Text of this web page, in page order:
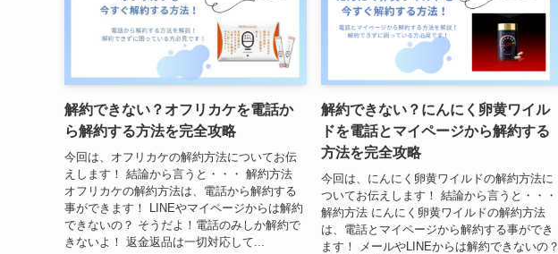
解約できない？オフリカケを電話か
ら解約する方法を完全攻略
今回は、オフリカケの解約方法についてお伝
えします！ 結論から言うと・・・ 解約方法
オフリカケの解約方法は、電話から解約する
事ができます！ LINEやマイページからは解約
できないの？ そうだよ！電話のみしか解約で
きないよ！ 返金返品は一切対応して...
解約できない？にんにく卵黄ワイル
ドを電話とマイページから解約する
方法を完全攻略
今回は、にんにく卵黄ワイルドの解約方法に
ついてお伝えします！ 結論から言うと・・・
解約方法 にんにく卵黄ワイルドの解約方法
は、電話とマイページから解約する事ができ
ます！ メールやLINEからは解約できないの？